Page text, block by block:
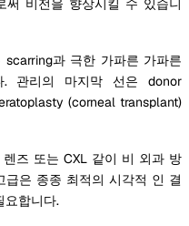
과 극한 가파른 가파른
. 관리의 마지막 선은 donor
(corneal transplant)
즈 또는 CXL 같이 비 외과 방
은 종종 최적의 시각적 인 결
요합니다.